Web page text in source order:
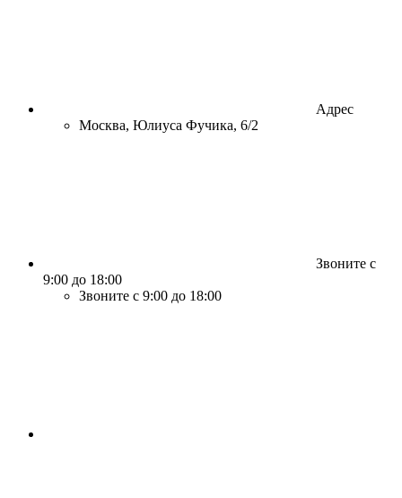
Адрес
Москва, Юлиуса Фучика, 6/2
Звоните с
9:00 до 18:00
Звоните с 9:00 до 18:00